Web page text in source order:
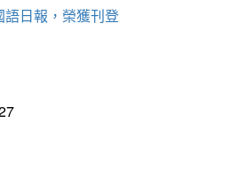
日報，榮獲刊登